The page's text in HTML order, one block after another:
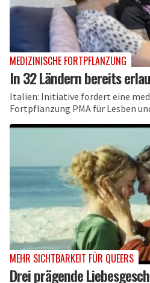
MEDIZINISCHE FORTPFLANZUNG
In 32 Ländern bereits
Italien: Initiative fordert eine
Fortpflanzung PMA für Lesben
MEHR SICHTBARKEIT FÜR QUEERS
Drei prägende